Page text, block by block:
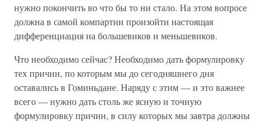
нужно покончить во что бы то ни стало. На этом вопросе
должна в самой компартии произойти настоящая
дифференциация на большевиков и меньшевиков.
Что необходимо сейчас? Необходимо дать формулировку
тех причин, по которым мы до сегодняшнего дня
оставались в Гоминьдане. Наряду с этим — и это важнее
всего — нужно дать столь же ясную и точную
формулировку причин, в силу которых мы завтра должны